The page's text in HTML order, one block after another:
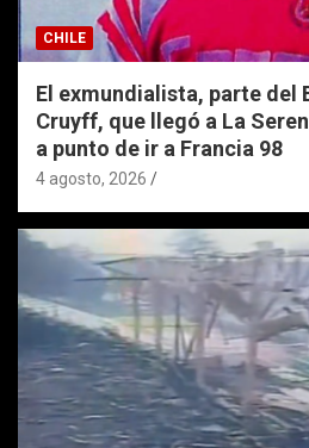
CHILE
El exmundialista, parte del
Cruyff, que llegó a La
a punto de ir a Francia 98
4 agosto, 2026